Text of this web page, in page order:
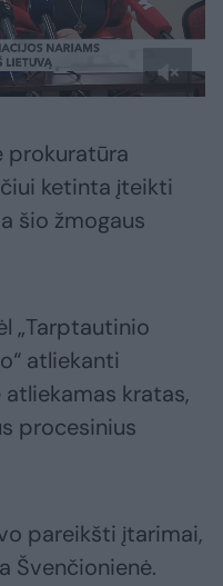
prokuratūra
ketinta įteikti
šio žmogaus
„Tarptautinio
atliekanti
kratas,
procesinius
pareikšti įtarimai,
Švenčionienė.